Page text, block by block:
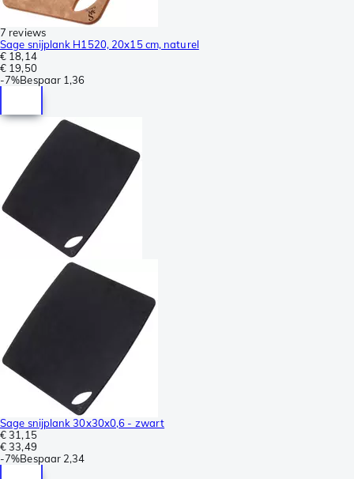
7 reviews
Sage snijplank H1520, 20x15 cm, naturel
€ 18,14
€ 19,50
-7%Bespaar 1,36
Sage snijplank 30x30x0,6 - zwart
€ 31,15
€ 33,49
-7%Bespaar 2,34